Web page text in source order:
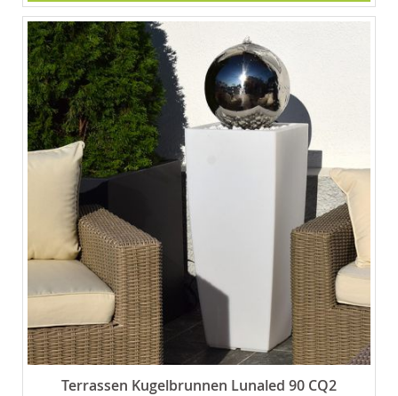
Terrassen Kugelbrunnen Lunaled 90 CQ2